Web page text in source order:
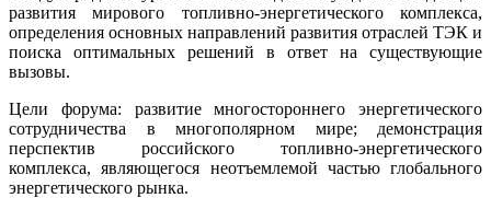
развития мирового топливно-энергетического комплекса,
определения основных направлений развития отраслей ТЭК и
поиска оптимальных решений в ответ на существующие
вызовы.
Цели форума: развитие многостороннего энергетического
сотрудничества в многополярном мире; демонстрация
перспектив российского топливно-энергетического
комплекса, являющегося неотъемлемой частью глобального
энергетического рынка.